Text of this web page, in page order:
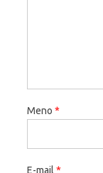
Meno *
E-mail *